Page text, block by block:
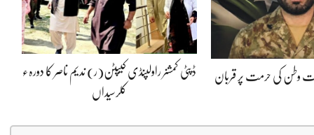
وطن کی حرمت پر قربان
ڈپٹی کمشنر راولپنڈی کیپٹن(ر) ندیم ناصر کا دورہء
کلرسیداں